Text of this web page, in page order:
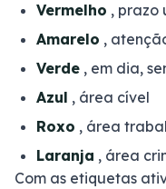
Vermelho , prazo
Amarelo ,
Verde , em dia,
Azul , área cível
Roxo , área
Laranja , área
Com as etiquetas